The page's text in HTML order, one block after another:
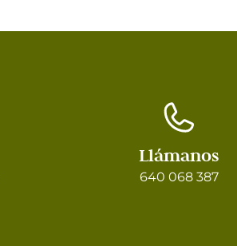
Llámanos
640 068 387